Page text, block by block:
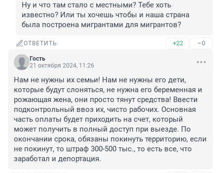
Ну и что там стало с местными? Тебе хоть
известно? Или ты хочешь чтобы и наша страна
была построена мигрантами для мигрантов?
ОТВЕТИТЬ +22 –0
Гость
21 октября 2024, 11:26
Нам не нужны их семьи! Нам не нужны его дети,
которые будут слоняться, не нужна его беременная и
рожающая жена, они просто тянут средства! Ввести
подконтрольный ввоз их, чисто рабочих. Основная
часть оплаты будет приходить на счет, который
может получить в полный доступ при выезде. По
окончании срока, обязаны покинуть территорию, если
не покинут, то штраф 300-500 тыс., то есть все, что
заработал и депортация.